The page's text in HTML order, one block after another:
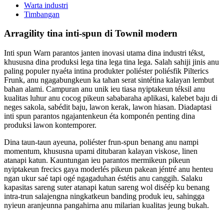
Warta industri
Timbangan
Arragility tina inti-spun di Townil modern
Inti spun Warn parantos janten inovasi utama dina industri tékst,
khususna dina produksi lega tina lega tina lega. Salah sahiji jinis anu
paling populer nyaéta intina produkter poliéster poliésfik Pilterics
Frunk, anu ngagabungkeun ka tahan serat sintétina kalayan lembut
bahan alami. Campuran anu unik ieu tiasa nyiptakeun téksil anu
kualitas luhur anu cocog pikeun sababaraha aplikasi, kalebet baju di
neges sakola, sabédit baju, lawon kerak, lawon hiasan. Diadaptasi
inti spun parantos ngajantenkeun éta komponén penting dina
produksi lawon kontemporer.
Dina taun-taun ayeuna, poliéster frun-spun benang anu nampi
momentum, khususna upami ditubaran kalayan viskose, linen
atanapi katun. Kauntungan ieu parantos mermikeun pikeun
nyiptakeun frecics gaya moderlés pikeun pakean jéntré anu henteu
ngan ukur saé tapi ogé ngagaduhan éstétis anu canggih. Salaku
kapasitas sareng suter atanapi katun sareng wol diséép ku benang
intra-trun salajengna ningkatkeun banding produk ieu, sahingga
nyieun aranjeunna pangahirna anu milarian kualitas jeung bukah.